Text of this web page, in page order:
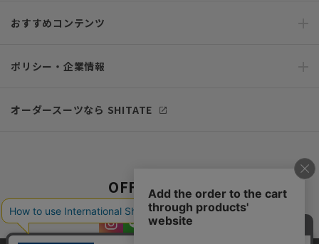
おすすめコンテンツ
ポリシー・企業情報
オーダースーツなら SHITATE
OFFICIAL SNS